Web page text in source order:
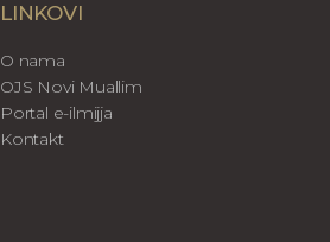
LINKOVI
O nama
OJS Novi Muallim
Portal e-ilmijja
Kontakt